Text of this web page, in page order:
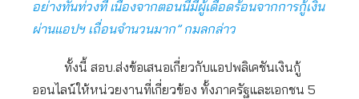
อย่างทันท่วงที เนื่องจากตอนนี้มีผู้เดือดร้อนจากการกู้เงิน
ผ่านแอปฯ เถื่อนจำนวนมาก” กมลกล่าว
ทั้งนี้ สอบ.ส่งข้อเสนอเกี่ยวกับแอปพลิเคชันเงินกู้
ออนไลน์ให้หน่วยงานที่เกี่ยวข้อง ทั้งภาครัฐและเอกชน 5